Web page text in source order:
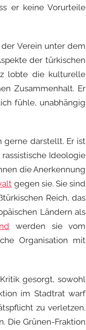
er keine Vorurteile
Verein unter dem
der türkischen
lobte die kulturelle
Zusammenhalt. Er
fühle, unabhängig
gerne darstellt. Er ist
Ideologie
die Anerkennung
gegen sie. Sie sind
Reich, das
Ländern als
werden sie vom
Organisation mit
gesorgt, sowohl
im Stadtrat warf
zu verletzen.
Die Grünen-Fraktion